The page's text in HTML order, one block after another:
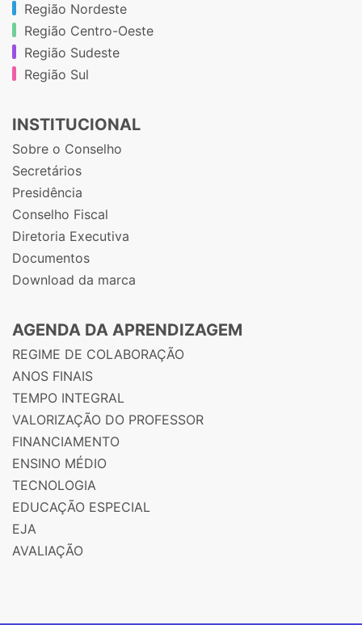
Região Nordeste
Região Centro-Oeste
Região Sudeste
Região Sul
INSTITUCIONAL
Sobre o Conselho
Secretários
Presidência
Conselho Fiscal
Diretoria Executiva
Documentos
Download da marca
AGENDA DA APRENDIZAGEM
REGIME DE COLABORAÇÃO
ANOS FINAIS
TEMPO INTEGRAL
VALORIZAÇÃO DO PROFESSOR
FINANCIAMENTO
ENSINO MÉDIO
TECNOLOGIA
EDUCAÇÃO ESPECIAL
EJA
AVALIAÇÃO